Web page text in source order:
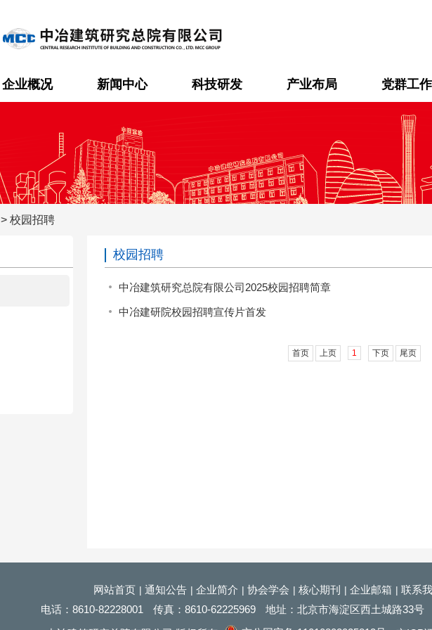
企业概况 新闻中心 科技研发 产业布局 党群工作
> 校园招聘
校园招聘
中冶建筑研究总院有限公司2025校园招聘简章
中冶建研院校园招聘宣传片首发
首页 上页 1 下页 尾页
网站首页 | 通知公告 | 企业简介 | 协会学会 | 核心期刊 | 企业邮箱 | 联系
电话： 8610-82228001 传真： 8610-62225969 地址：北京市海淀区西土城路33号